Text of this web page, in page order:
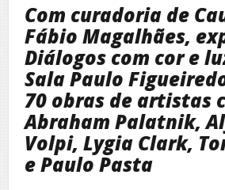
Com curadoria de
Fábio Magalhães,
Diálogos com cor e
Sala Paulo
70 obras de artistas
Abraham Palatnik,
Volpi, Lygia Clark,
e Paulo Pasta